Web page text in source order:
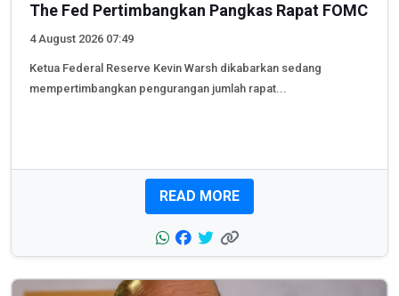
The Fed Pertimbangkan Pangkas Rapat FOMC
4 August 2026 07:49
Ketua Federal Reserve Kevin Warsh dikabarkan sedang
mempertimbangkan pengurangan jumlah rapat...
READ MORE